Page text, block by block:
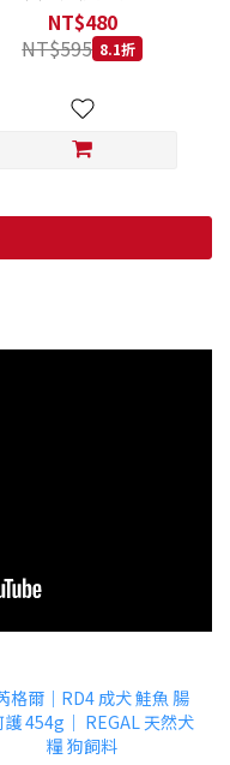
羊肉藍莓 小顆粒 800G
NT$480
NT$595 8.1折